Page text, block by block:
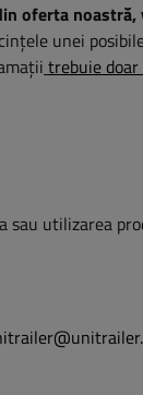
oferta
unei
trebuie
sau utilizarea